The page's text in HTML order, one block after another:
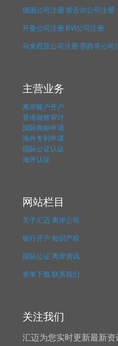
德国公司注册 塞舌尔公司注册
开曼公司注册 BVI公司注册
马来西亚公司注册墨西哥公司
主营业务
离岸账户开户
香港做账审计
国际商标申请
海外专利申请
国际公证认证
海牙认证
网站栏目
关于汇迈离岸公司
银行开户 知识产权
国际公证 离岸资讯
表单下载 联系我们
关注我们
汇迈为您实时更新最新